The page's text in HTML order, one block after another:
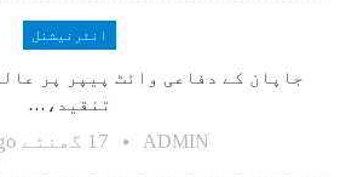
انٹرنیشنل
جاپان کے دفاعی وائٹ پیپر پر
تنقید،…
ADMIN 17 گھنٹے ago